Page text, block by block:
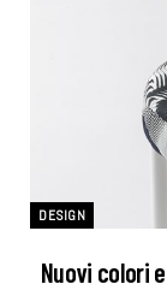
DESIGN
Nuovi colori